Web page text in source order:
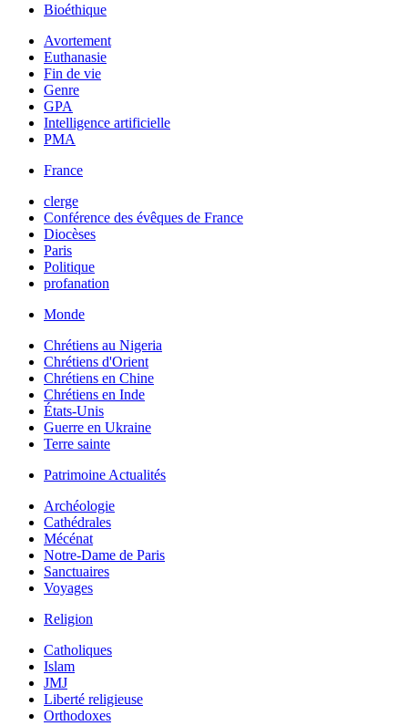
Bioéthique
Avortement
Euthanasie
Fin de vie
Genre
GPA
Intelligence artificielle
PMA
France
clerge
Conférence des évêques de France
Diocèses
Paris
Politique
profanation
Monde
Chrétiens au Nigeria
Chrétiens d'Orient
Chrétiens en Chine
Chrétiens en Inde
États-Unis
Guerre en Ukraine
Terre sainte
Patrimoine Actualités
Archéologie
Cathédrales
Mécénat
Notre-Dame de Paris
Sanctuaires
Voyages
Religion
Catholiques
Islam
JMJ
Liberté religieuse
Orthodoxes